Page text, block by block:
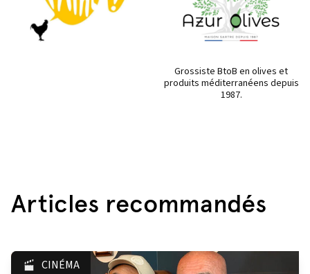
Grossiste BtoB en olives et
produits méditerranéens depuis
1987.
Articles recommandés
CINÉMA